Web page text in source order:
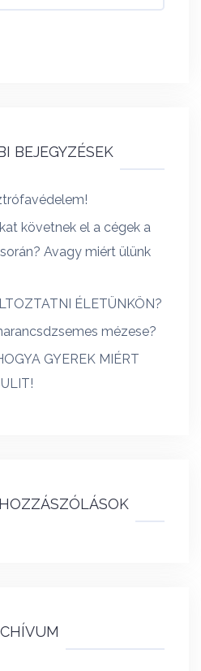
BEJEGYZÉSEK
követnek el a cégek a
Avagy miért ülünk
ÉLETÜNKÖN?
mézese?
GYEREK MIÉRT